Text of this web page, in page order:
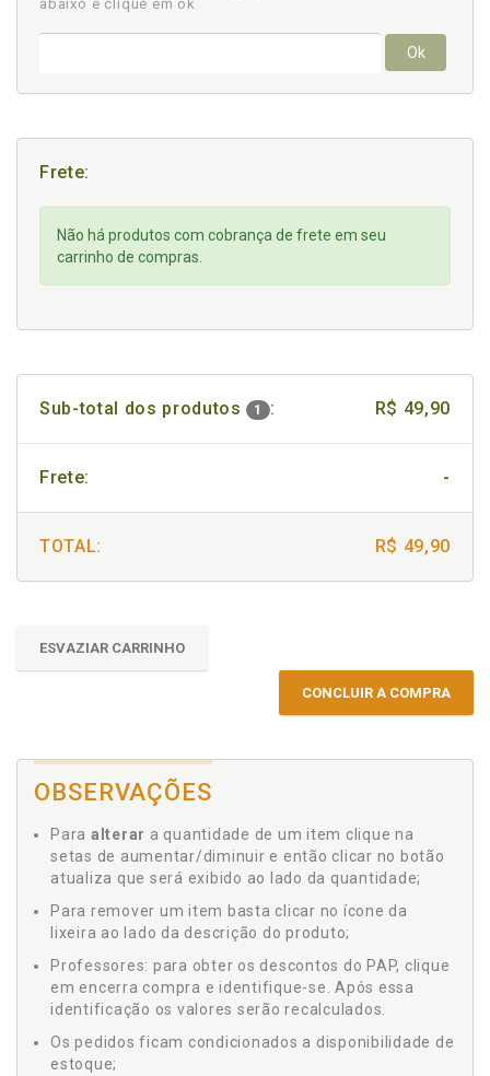
abaixo e clique em ok
Ok
Frete:
Não há produtos com cobrança de frete em seu
carrinho de compras.
Sub-total dos produtos 1 : R$ 49,90
Frete: -
TOTAL: R$ 49,90
ESVAZIAR CARRINHO
CONCLUIR A COMPRA
OBSERVAÇÕES
Para alterar a quantidade de um item clique na
setas de aumentar/diminuir e então clicar no botão
atualiza que será exibido ao lado da quantidade;
Para remover um item basta clicar no ícone da
lixeira ao lado da descrição do produto;
Professores: para obter os descontos do PAP, clique
em encerra compra e identifique-se. Após essa
identificação os valores serão recalculados.
Os pedidos ficam condicionados a disponibilidade de
estoque;